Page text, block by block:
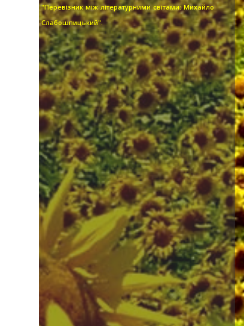
"Перевізник між літературними світами: Михайло
Слабошпицький".